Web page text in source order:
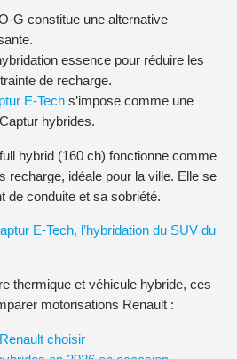
G constitue une alternative
essence pour réduire les
de recharge.
E-Tech s’impose comme une
hybrides.
hybrid (160 ch) fonctionne comme
recharge, idéale pour la ville. Elle se
de conduite et sa sobriété.
E-Tech, l’hybridation du SUV du
thermique et véhicule hybride, ces
motorisations Renault :
choisir